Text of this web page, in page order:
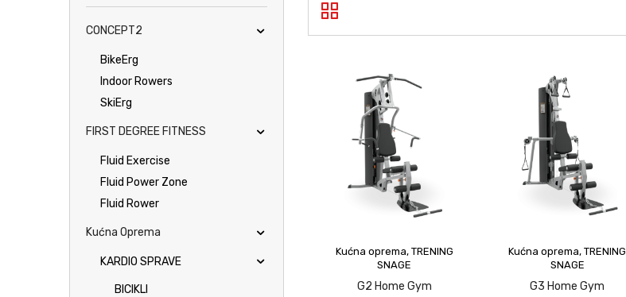
CONCEPT2
BikeErg
Indoor Rowers
SkiErg
FIRST DEGREE FITNESS
Fluid Exercise
Fluid Power Zone
Fluid Rower
Kućna Oprema
KARDIO SPRAVE
BICIKLI
Kućna oprema, TRENING
SNAGE
G2 Home Gym
Kućna oprema,TRENING
SNAGE
G3 Home Gym